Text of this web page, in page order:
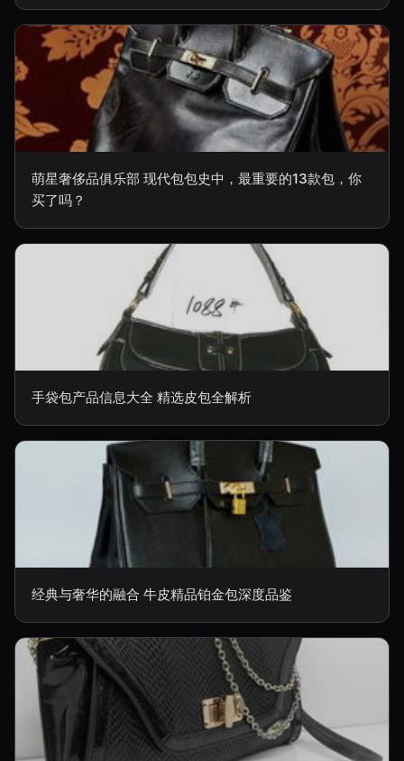
萌星奢侈品俱乐部 现代包包史中，最重要的13款包，你
买了吗？
手袋包产品信息大全 精选皮包全解析
经典与奢华的融合 牛皮精品铂金包深度品鉴